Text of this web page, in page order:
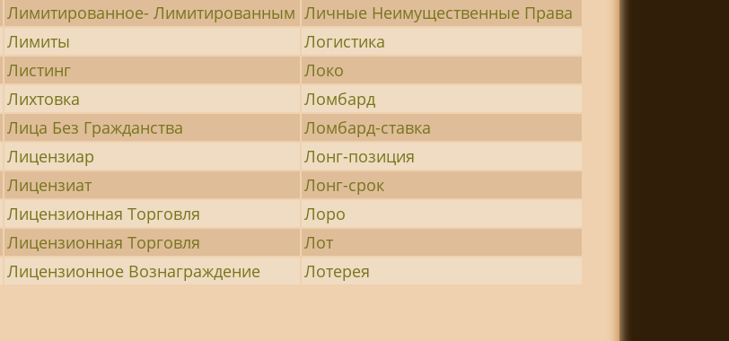
Лимитированное- Лимитированным Личные Неимущественные Права
Лимиты
Логистика
Листинг
Локо
Лихтовка
Ломбард
Лица Без Гражданства
Ломбард-ставка
Лицензиар
Лонг-позиция
Лицензиат
Лонг-срок
Лицензионная Торговля
Лоро
Лицензионная Торговля
Лот
Лицензионное Вознаграждение Лотерея